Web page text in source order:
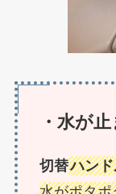
・水が
切替ハン